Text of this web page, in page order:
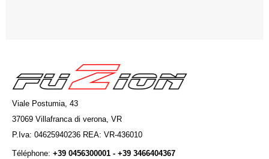
Viale Postumia, 43
37069 Villafranca di verona, VR
P.Iva: 04625940236 REA: VR-436010
Téléphone: +39 0456300001 - +39 3466404367